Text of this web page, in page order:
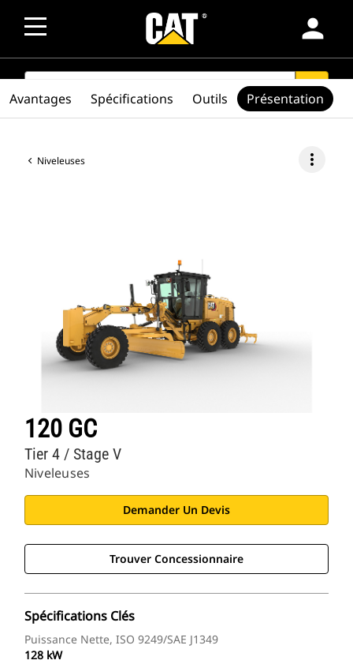
person
SEARCH search
Niveleuses more_vert
120 GC
Niveleuses
Tier 4 / Stage V
Demander Un Devis
Trouver Concessionnaire
Spécifications Clés
Puissance Nette, ISO 9249/SAE J1349
128 kW
Avantages Spécifications Outils Présentation